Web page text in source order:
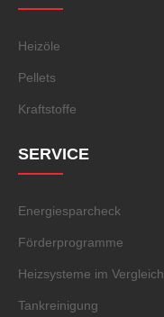
Heizöle
Pellets
Kraftstoffe
SERVICE
Energiesparcheck
Förderprogramme
Heizsysteme im Vergleich
Tankreinigung